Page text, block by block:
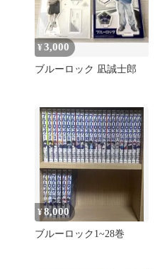
¥3,000
ブルーロック 凪誠士郎
¥8,000
ブルーロック1~28巻